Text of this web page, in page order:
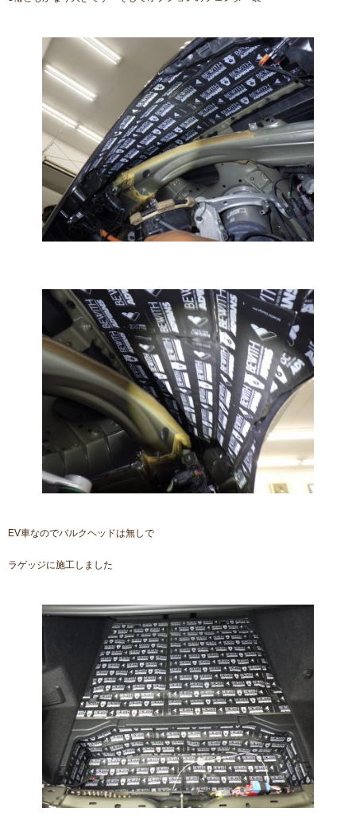
EV車なのでバルクヘッドは無しで
ラゲッジに施工しました